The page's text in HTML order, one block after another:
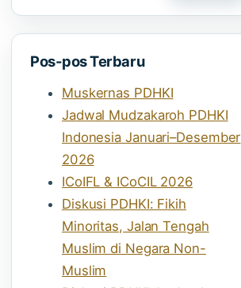
Pos-pos Terbaru
Muskernas PDHKI
Jadwal Mudzakaroh PDHKI
Indonesia Januari–Desember
2026
ICoIFL & ICoCIL 2026
Diskusi PDHKI: Fikih
Minoritas, Jalan Tengah
Muslim di Negara Non-
Muslim